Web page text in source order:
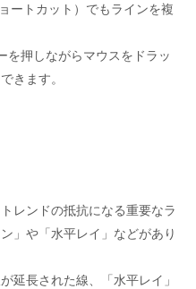
ートカット）でもラインを複
を押しながらマウスをドラッ
きます。
レンドの抵抗になる重要なラ
」や「水平レイ」などがあり
延長された線、「水平レイ」